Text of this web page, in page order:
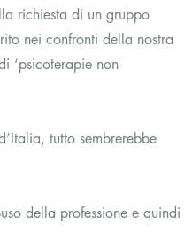
richiesta di un gruppo
nei confronti della nostra
‘psicoterapie non
tutto sembrerebbe
della professione e quindi